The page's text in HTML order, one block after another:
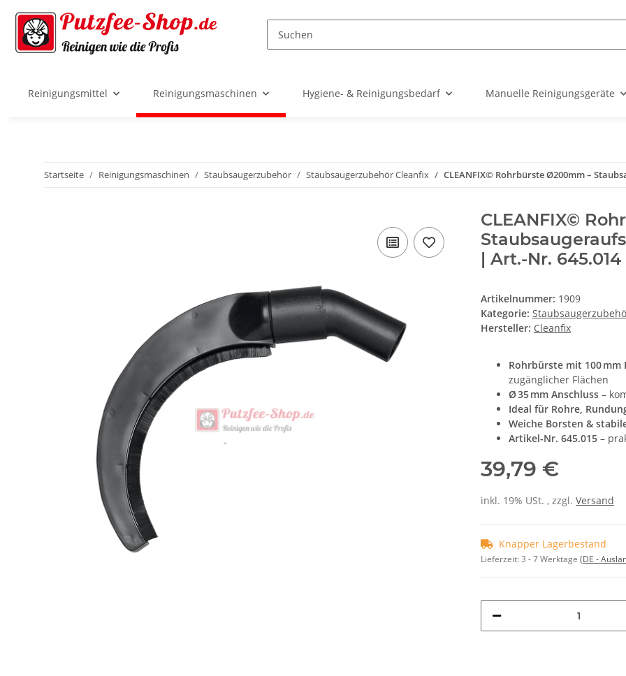
Reinigungsmittel Reinigungsmaschinen Hygiene- & Reinigungsbedarf Manuelle Reinigungsgeräte
Startseite Reinigungsmaschinen Staubsaugerzubehör Staubsaugerzubehör Cleanfix CLEANFIX© Rohrbürste Ø200mm –
CLEANFIX©
| Art.-Nr. 645.014
Artikelnummer: 1909
Kategorie:
Hersteller: Cleanfix
Rohrbürste mit 100 mm
zugänglicher Flächen
Ø 35 mm Anschluss –
Ideal für Rohre,
Weiche Borsten &
Artikel-Nr. 645.015 –
39,79 €
inkl. 19% USt. , zzgl. Versand
Knapper Lagerbestand
Lieferzeit:3 - 7 Werktage (DE -